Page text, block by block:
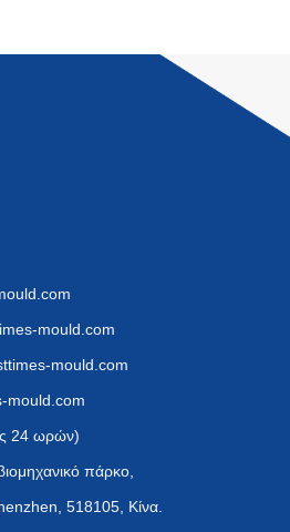
mould.com
mould.com
mould.com
24 ωρών)
πάρκο,
518105, Κίνα.